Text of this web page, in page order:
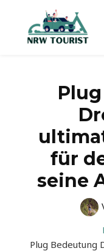
springen
für
seine
Plug Bedeutung